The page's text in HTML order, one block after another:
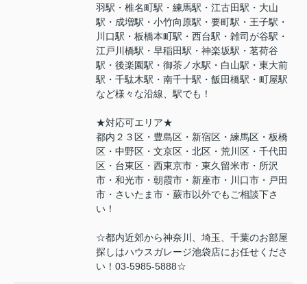
羽駅・椎名町駅・練馬駅・江古田駅・大山
駅・成増駅・小竹向原駅・要町駅・王子駅・
川口駅・板橋本町駅・西台駅・雑司が谷駅・
江戸川橋駅・早稲田駅・神楽坂駅・茗荷谷
駅・後楽園駅・御茶ノ水駅・白山駅・東大前
駅・千駄木駅・南千十駅・飯田橋駅・町屋駅
など様々な沿線、駅でも！
★対応可エリア★
都内２３区・豊島区・新宿区・練馬区・板橋
区・中野区・文京区・北区・荒川区・千代田
区・台東区・西東京市・東久留米市・所沢
市・和光市・朝霞市・新座市・川口市・戸田
市・さいたま市・蕨市以外でもご相談下さ
い！
☆都内近郊から神奈川、埼玉、千葉のお部屋
探しはハウスガレージ池袋店にお任せくださ
い！03-5985-5888☆